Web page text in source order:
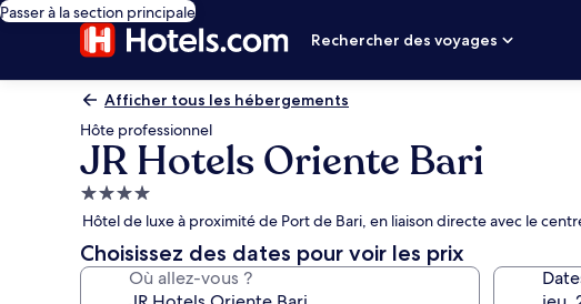
Passer à la section principale
Rechercher des voyages
Afficher tous les hébergements
Hôte professionnel
JR Hotels Oriente Bari
Hébergement
4.0 étoiles
Hôtel de luxe à proximité de Port de Bari, en liaison directe avec le
Choisissez des dates pour voir les prix
Où allez-vous ?